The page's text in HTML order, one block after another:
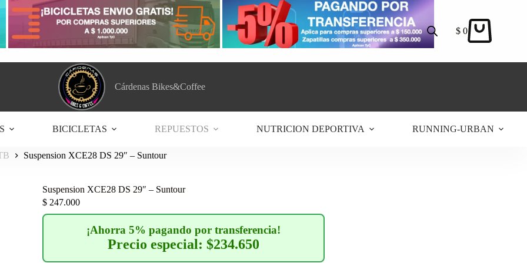
Carro
$ 0
Cárdenas Bikes&Coffee
BICICLETAS REPUESTOS NUTRICION DEPORTIVA RUNNING-URBAN
Suspension XCE28 DS 29″ – Suntour
Suspension XCE28 DS 29″ – Suntour
$ 247.000
¡Ahorra 5% pagando por transferencia!
Precio especial: $234.650